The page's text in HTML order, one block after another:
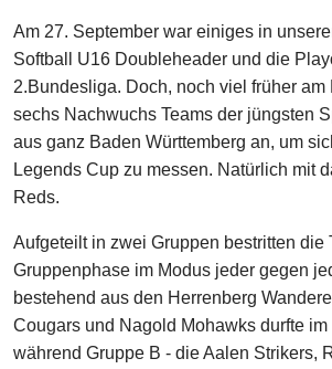
Am 27. September war einiges in
Softball U16 Doubleheader und die
2.Bundesliga. Doch, noch viel früher am
sechs Nachwuchs Teams der jüngsten
aus ganz Baden Württemberg an, um
Legends Cup zu messen. Natürlich mit
Reds.
Aufgeteilt in zwei Gruppen bestritten die
Gruppenphase im Modus jeder gegen
bestehend aus den Herrenberg
Cougars und Nagold Mohawks durfte
während Gruppe B - die Aalen Strikers,